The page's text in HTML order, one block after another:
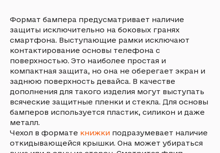
Формат бампера предусматривает наличие
защиты исключительно на боковых гранях
смартфона. Выступающие рамки исключают
контактирование основы телефона с
поверхностью. Это наиболее простая и
компактная защита, но она не оберегает экран и
заднюю поверхность девайса. В качестве
дополнения для такого изделия могут выступать
всяческие защитные пленки и стекла. Для основы
бамперов используется пластик, силикон и даже
металл.
Чехол в формате книжки подразумевает наличие
откидывающейся крышки. Она может убираться